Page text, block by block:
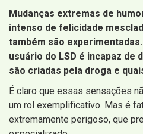
Mudanças extremas de
intenso de felicidade
também são
usuário do LSD é incapaz de
são criadas pela droga e
É claro que essas sensações
um rol exemplificativo. Mas é
extremamente perigoso, que